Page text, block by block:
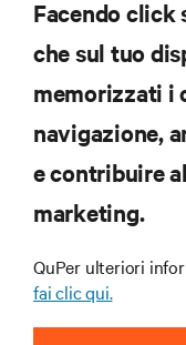
Iscriviti per
Facendo
che sul tuo
memorizzati i
navigazione,
e contribuire
marketing.
QuPer ulteriori
fai clic qui.